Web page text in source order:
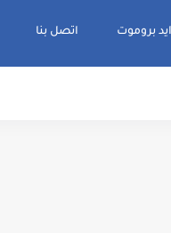
بروموت اتصل بنا